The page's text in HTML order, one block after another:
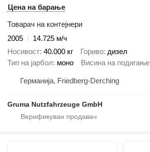
Цена на барање
Товарач на контејнери
2005
14.725 м/ч
Носивост 40.000 кг Гориво дизел
Тип на јарбол моно Висина на подигање
Германија, Friedberg-Derching
Gruma Nutzfahrzeuge GmbH